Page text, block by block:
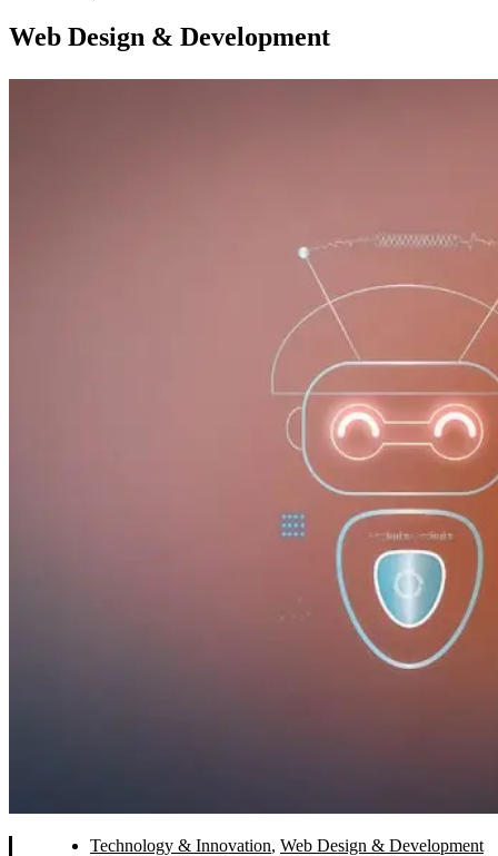
Web Design & Development
Technology & Innovation, Web Design & Development